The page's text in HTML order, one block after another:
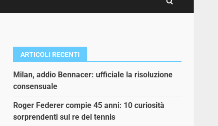
ARTICOLI RECENTI
Milan, addio Bennacer: ufficiale la risoluzione
consensuale
Roger Federer compie 45 anni: 10 curiosità
sorprendenti sul re del tennis